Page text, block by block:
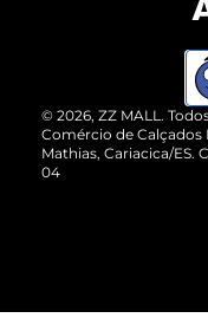
ZZ MALL é
Cartão Presente
Vendas
Devolução do
Compre pelo
© 2026, ZZ MALL.
Comércio de Calçados
Mathias, Cariacica/ES.
04